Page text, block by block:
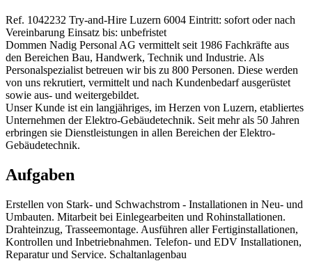
Ref. 1042232 Try-and-Hire Luzern 6004 Eintritt: sofort oder nach
Vereinbarung Einsatz bis: unbefristet
Dommen Nadig Personal AG vermittelt seit 1986 Fachkräfte aus
den Bereichen Bau, Handwerk, Technik und Industrie. Als
Personalspezialist betreuen wir bis zu 800 Personen. Diese werden
von uns rekrutiert, vermittelt und nach Kundenbedarf ausgerüstet
sowie aus- und weitergebildet.
Unser Kunde ist ein langjähriges, im Herzen von Luzern, etabliertes
Unternehmen der Elektro-Gebäudetechnik. Seit mehr als 50 Jahren
erbringen sie Dienstleistungen in allen Bereichen der Elektro-
Gebäudetechnik.
Aufgaben
Erstellen von Stark- und Schwachstrom - Installationen in Neu- und
Umbauten. Mitarbeit bei Einlegearbeiten und Rohinstallationen.
Drahteinzug, Trasseemontage. Ausführen aller Fertiginstallationen,
Kontrollen und Inbetriebnahmen. Telefon- und EDV Installationen,
Reparatur und Service. Schaltanlagenbau